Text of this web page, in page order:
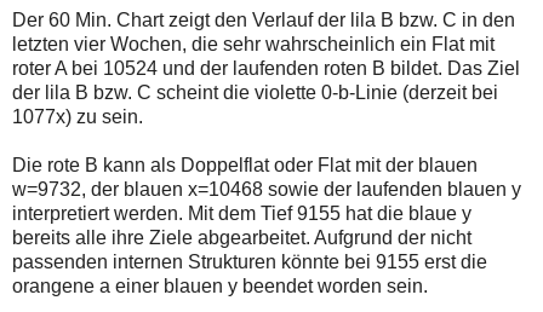
oder
Ihre
Internetverbindung
und
versuchen
Sie
es
einem
späteren
Zeitpunkt
noch
einmal.
Sollte
das
Problem
Der 60 Min. Chart zeigt den Verlauf der lila B bzw. C in den
letzten vier Wochen, die sehr wahrscheinlich ein Flat mit
roter A bei 10524 und der laufenden roten B bildet. Das Ziel
der lila B bzw. C scheint die violette 0-b-Linie (derzeit bei
1077x) zu sein.
Die rote B kann als Doppelflat oder Flat mit der blauen
w=9732, der blauen x=10468 sowie der laufenden blauen y
interpretiert werden. Mit dem Tief 9155 hat die blaue y
bereits alle ihre Ziele abgearbeitet. Aufgrund der nicht
passenden internen Strukturen könnte bei 9155 erst die
orangene a einer blauen y beendet worden sein.